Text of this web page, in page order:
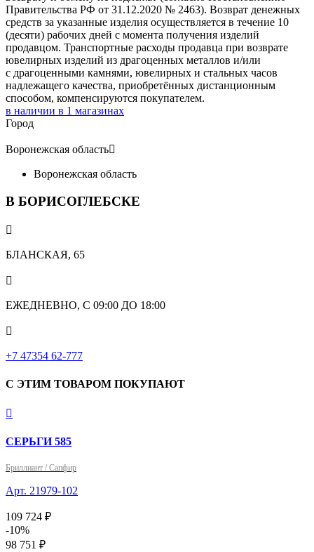
Правительства РФ от 31.12.2020 № 2463). Возврат денежных
средств за указанные изделия осуществляется в течение 10
(десяти) рабочих дней с момента получения изделий
продавцом. Транспортные расходы продавца при возврате
ювелирных изделий из драгоценных металлов и/или
с драгоценными камнями, ювелирных и стальных часов
надлежащего качества, приобретённых дистанционным
способом, компенсируются покупателем.
в наличии в 1 магазинах
Город
Воронежская область
Воронежская область
В БОРИСОГЛЕБСКЕ

БЛАНСКАЯ, 65

ЕЖЕДНЕВНО, С 09:00 ДО 18:00

‎+7 47354 62-777
С ЭТИМ ТОВАРОМ ПОКУПАЮТ

СЕРЬГИ 585
Бриллиант / Сапфир
Арт. 21979-102
109 724 ₽
-10%
98 751 ₽